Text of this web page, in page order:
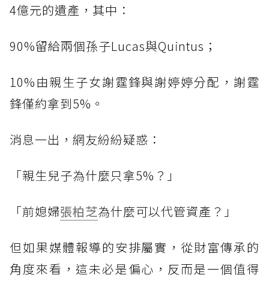
4億元的遺產，其中：
90%留給兩個孫子Lucas與Quintus；
10%由親生子女謝霆鋒與謝婷婷分配，謝霆
鋒僅約拿到5%。
消息一出，網友紛紛疑惑：
「親生兒子為什麼只拿5%？」
「前媳婦張柏芝為什麼可以代管資產？」
但如果媒體報導的安排屬實，從財富傳承的
角度來看，這未必是偏心，反而是一個值得